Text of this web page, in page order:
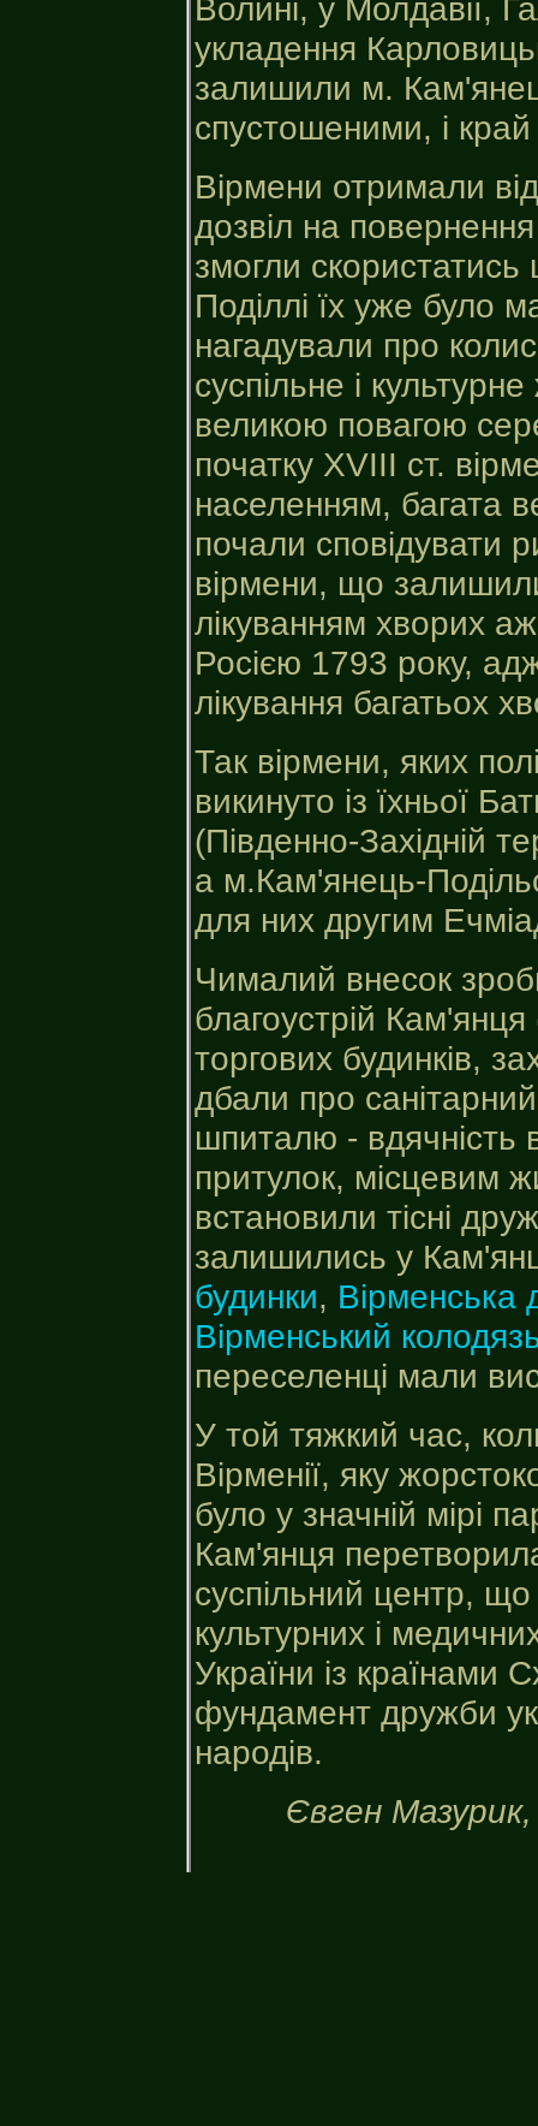
Волині, у Молдавії,
укладення
залишили м.
спустошеними, і
Вірмени отримали
дозвіл на
змогли
Поділлі їх уже було
нагадували про
суспільне і
великою повагою
початку XVIII ст.
населенням, багата
почали сповідувати
вірмени, що
лікуванням хворих
Росією 1793 року,
лікування багатьох
Так вірмени, яких
викинуто із їхньої
(Південно-Західній
а м.Кам'янець-
для них другим
Чималий внесок
благоустрій
торгових будинків,
дбали про
шпиталю - вдячність
притулок, місцевим
встановили тісні
залишились у
будинки, Вірменська
Вірменський
переселенці мали
У той тяжкий час,
Вірменії, яку
було у значній мірі
Кам'янця
суспільний центр, що
культурних і
України із країнами
фундамент дружби
народів.
Євген